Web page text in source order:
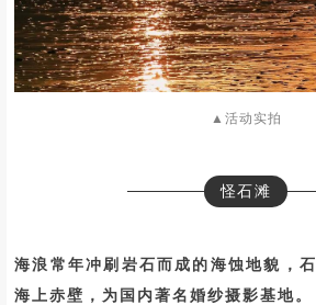
▲活动实拍
怪石滩
海浪常年冲刷岩石而成的海蚀地貌，
海上赤壁，为国内著名婚纱摄影基地。